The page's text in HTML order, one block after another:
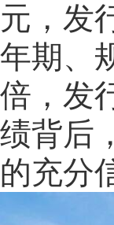
元，发
年期、
倍，发
绩背后
的充分